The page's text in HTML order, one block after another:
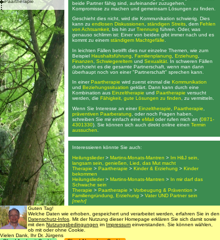
Paartherapie
beide Partner fähig sind, aufeinander zuzugehen,
Kompromisse zu machen und gemeinsam Lösungen zu finden.
Geschieht dies nicht, wird die Kommunikation schwierig. Dies
kann zu endlosen Diskussionen, ständigen Streits, dem Fehlen
von Achtsamkeit, bis hin zurTrennung führen. Oder, was
genauso schlimm ist: Einer von beiden gibt immer nach und es
kommt zu einem ständigem Machtgefälle.
In leichten Fällen betrifft dies nur einzelne Themen, wie zum
Beispiel Haushaltsführung Familienplanung Erziehung
Finanzen
Schwiegereltern und Sexualität . In schweren Fällen
durchzieht es die gesamte Partnerschaft, wenn man dann
überhaupt noch von einer "Partnerschaft" sprechen kann.
In einer Paartherapie wird zuerst einmal die Kommunikation
und Beziehungssituation geklärt. Dann kann durch eine
Kombination aus Einzeltherapie und Paartherapie versucht
werden, die Fähigkeit, gute Lösungen zu finden, zu vermitteln.
Wenn Sie Interesse an einerEinzeltherapie Paartherapie
präventiven Paarberatung , oder noch Fragen haben,
schreiben Sie mir einfach eine eMail oder rufen mich an (0871-
4301330). Sie können sich auch direkt online einen Termin
aussuchen
Interessieren könnte Sie auch:
Heilungslieder> Martins-Monats-Mantren > Im H&J sein,
langsam sein, genießen, Lied, das Mut macht
Therapie > Paartherapie > Kinder & Erziehung > Kinder
bekommen
Heilungslieder> Martins-Monats-Mantren > In mir darf das
Schwache sein
Therapie > Paartherapie > Vorbeugung & Prävention >
Familiengründung, Erziehung > Vater UND Partner sein
[mehr]
Suche•Kontaktdaten
Guten Tag!
Welche Daten wie erhoben, gespeichert und verarbeitet werden, erfahren Sie in den
Datenschutz-Infos . Mit der Nutzung dieser Homepage erklären Sie sich damit sowie
mit denNutzungsbedingungen im Impressum einverstanden. Sie können wählen,
ob mit oder ohne Cookie.
Vielen Dank, Ihr Dr. Jürgens